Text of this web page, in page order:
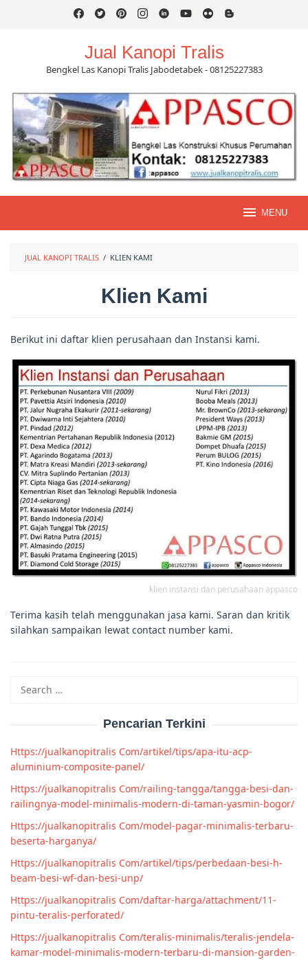
Jual Kanopi Tralis
Bengkel Las Kanopi Tralis Jabodetabek - 08125227383
MENU
JUAL KANOPI TRALIS / KLIEN KAMI
Klien Kami
Berikut ini daftar klien perusahaan dan Instansi kami.
klien instansi dan perusahaan appasco
Terima kasih telah menggunakan jasa kami. Saran dan kritik
silahkan sampaikan lewat contact number kami.
Pencarian Terkini
Https://jualkanopitralis Com/artikel/tips/apa-itu-acp-
aluminium-composite-panel/
Https://jualkanopitralis Com/railing-tangga/tangga-besi-dan-
railingnya-model-minimalis-modern-di-taman-yasmin-bogor/
Https://jualkanopitralis Com/model-pagar-minimalis-terbaru-
beserta-harganya/
Https://jualkanopitralis Com/artikel/tips/perbedaan-besi-h-
beam-besi-wf-dan-besi-unp/
Https://jualkanopitralis Com/daftar-harga/attachment/11-
pintu-teralis-perforated/
Https://jualkanopitralis Com/teralis-minimalis/teralis-jendela-
kamar-model-minimalis-modern-terbaru-di-mansion-garden-